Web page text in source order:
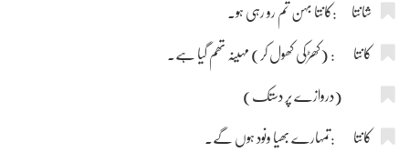
شانتا :کانتا بہن تم رو رہی ہو۔
کانتا : (کھڑکی کھول کر) مہینہ تھم گیا ہے۔
(دروازے پر دستک)
کانتا :تمہارے بھیا ونود ہوں گے۔